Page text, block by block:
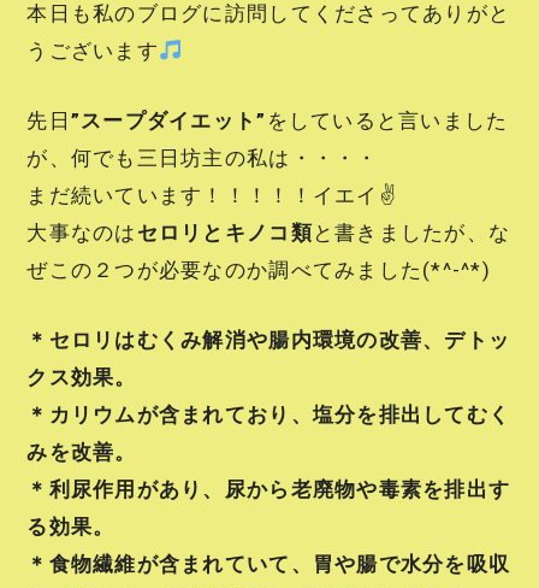
本日も私のブログに訪問してくださってありがと
うございます
先日 ”スープダイエット” をしていると言いました
が、何でも三日坊主の私は・・・・
まだ続いています！！！！！イエイ✌
大事なのは セロリとキノコ類と書きましたが、な
ぜこの２つが必要なのか調べてみました(*^-^*)
＊セロリはむくみ解消や腸内環境の改善、デトッ
クス効果。
＊カリウムが含まれており、塩分を排出してむく
みを改善。
＊利尿作用があり、尿から老廃物や毒素を排出す
る効果。
＊食物繊維が含まれていて、胃や腸で水分を吸収